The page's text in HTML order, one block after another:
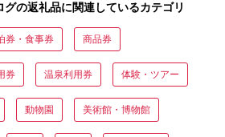
の返礼品に関連しているカテゴリ
券・食事券 商品券
券 温泉利用券 体験・ツアー
動物園 美術館・博物館